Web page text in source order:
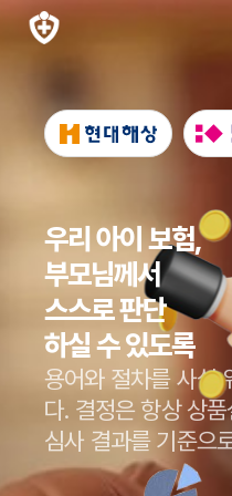
우리 아이 보험,
부모님께서
스스로 판단
하실 수 있도록
용어와 절차를 사실
다. 결정은 항상 상
심사 결과를 기준으